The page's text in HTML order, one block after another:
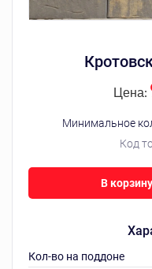
Код
Цена:
Минимальное
Кол-во на поддоне
В корзину